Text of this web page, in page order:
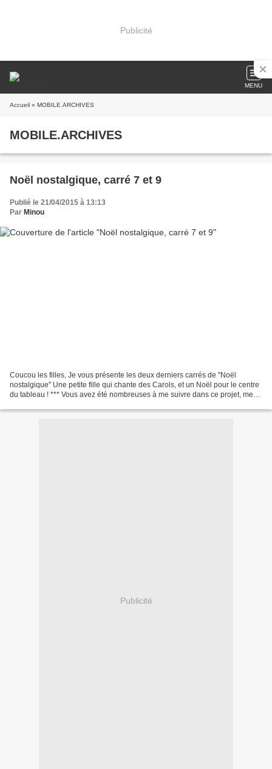
Publicité
MENU
Accueil » MOBILE.ARCHIVES
MOBILE.ARCHIVES
Noël nostalgique, carré 7 et 9
Publié le 21/04/2015 à 13:13
Par Minou
Coucou les filles, Je vous présente les deux derniers carrés de "Noël
nostalgique" Une petite fille qui chante des Carols, et un Noël pour le centre
du tableau ! *** Vous avez été nombreuses à me suivre dans ce projet, merci
Publicité